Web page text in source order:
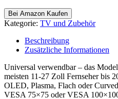
Bei Amazon Kaufen
Kategorie: TV und Zubehör
Beschreibung
Zusätzliche Informationen
Universal verwendbar – das
meisten 11-27 Zoll Fernseher bis
OLED, Plasma, Flach oder
VESA 75×75 oder VESA